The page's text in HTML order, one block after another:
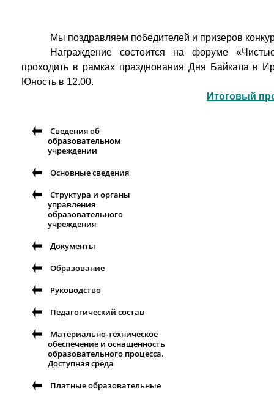
Мы поздравляем победителей и призеров
Награждение состоится на форуме
проходить в рамках празднования Дня Байкала в
Юность в 12.00.
Итоговый
Сведения об
образовательном
учреждении
Основные сведения
Структура и органы
управления
образовательного
учреждения
Документы
Образование
Руководство
Педагогический состав
Материально-техническое
обеспечение и оснащенность
образовательного процесса.
Доступная среда
Платные образовательные